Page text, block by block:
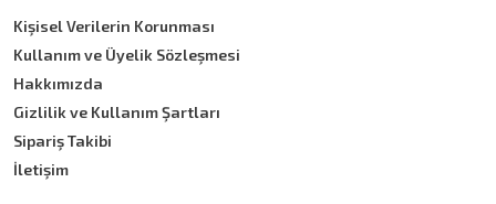
Kişisel Verilerin Korunması
Kullanım ve Üyelik Sözleşmesi
Hakkımızda
Gizlilik ve Kullanım Şartları
Sipariş Takibi
İletişim